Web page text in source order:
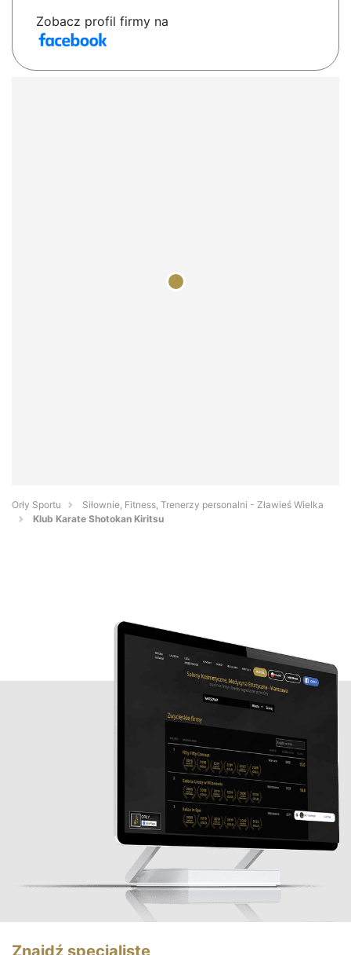
Zobacz profil firmy na
Orły Sportu
Siłownie, Fitness, Trenerzy personalni - Zławieś Wielka
Klub Karate Shotokan Kiritsu
Znajdź specjalistę